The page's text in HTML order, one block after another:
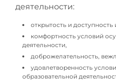
деятельности:
открытость и
комфортность условий
деятельности,
доброжелательность,
удовлетворенность
образовательной